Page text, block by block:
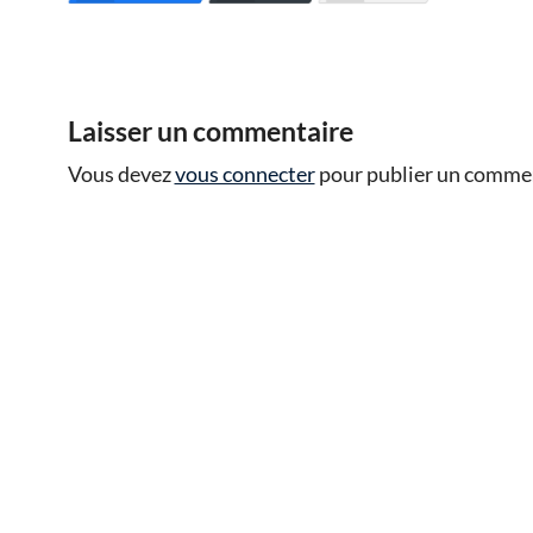
Laisser un commentaire
Vous devezvous connecterpour publier un